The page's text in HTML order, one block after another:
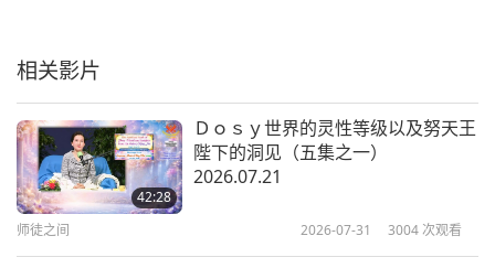
相关影片
42:28
Ｄｏｓｙ世界的灵性等级以及努天王
陛下的洞见（五集之一）
2026.07.21
师徒之间 2026-07-31 3004 次观看